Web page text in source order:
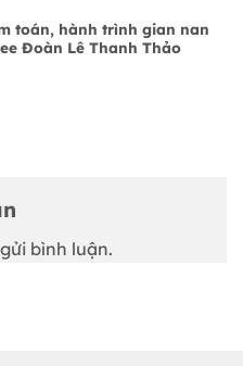
toán, hành trình gian nan
Đoàn Lê Thanh Thảo
bình luận.